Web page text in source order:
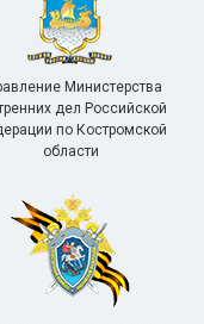
Министерства
дел Российской
по Костромской
области